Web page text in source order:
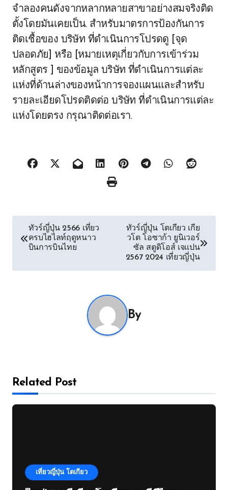
จำลองคนดังจากหลากหลายสาขาอย่างสมจริงติด
ตั้งโดยมันเคยเป็น. สำหรับมาตรการป้องกันการ
ติดเชื้อของ บริษัท ที่ดำเนินการโปรดดู [จุด
ปลอดภัย] หรือ [หมายเหตุเกี่ยวกับการเข้าร่วม
หลักสูตร ] ของข้อมูล บริษัท ที่ดำเนินการแต่ละ
แห่งที่ด้านล่างของหน้าการจองแผนและสำหรับ
รายละเอียดโปรดติดต่อ บริษัท ที่ดำเนินการแต่ละ
แห่งโดยตรง กรุณาติดต่อเรา.
Post
navigation
ทัวร์ญี่ปุ่น 2566 เที่ยว
ครบไฮไลท์ฤดูหนาว
บินการบินไทย
ทัวร์ญี่ปุ่น โตเกียว เกีย
วโต โอซาก้า ยูนิเวอร์
ซัล สตูดิโอส์ เจแปน
2567 2024 เที่ยวญี่ปุ่น
By
Related Post
เที่ยวญี่ปุ่น โตเกียว